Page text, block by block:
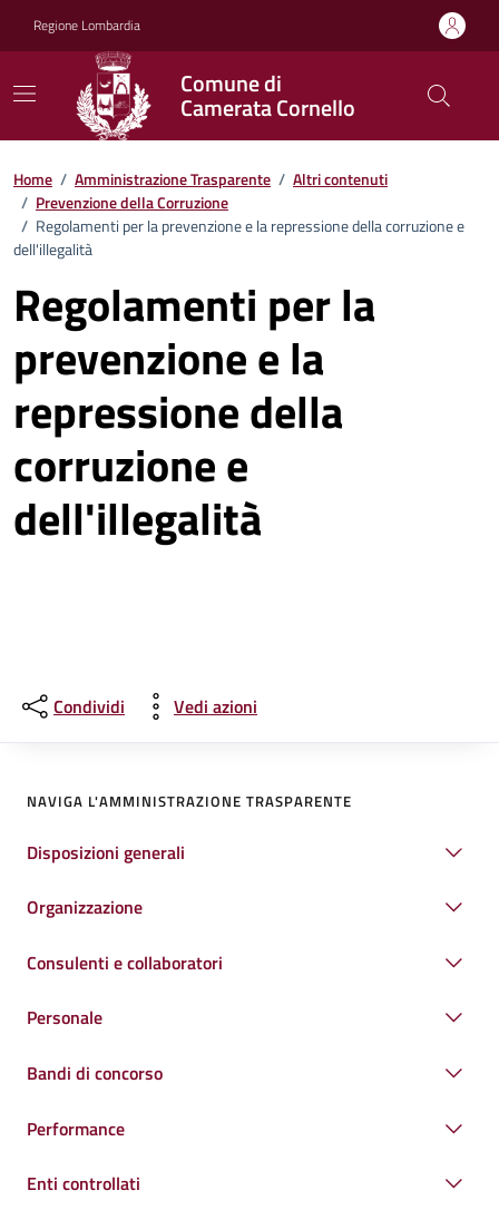
Regione Lombardia
Comune di
Camerata Cornello
Home / Amministrazione Trasparente / Altri contenuti
/ Prevenzione della Corruzione
/ Regolamenti per la prevenzione e la repressione della corruzione e
dell'illegalità
Regolamenti per la
prevenzione e la
repressione della
corruzione e
dell'illegalità
Condividi Vedi azioni
NAVIGA L'AMMINISTRAZIONE TRASPARENTE
Disposizioni generali
Organizzazione
Consulenti e collaboratori
Personale
Bandi di concorso
Performance
Enti controllati